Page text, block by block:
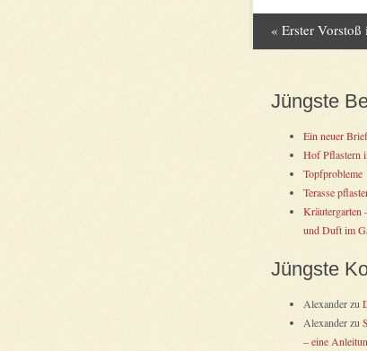
Post
« Erster Vorstoß
Jüngste
Ein neuer
Hof Pflastern
Topfprobleme
Terasse
Kräutergarten
und Duft im
Jüngste
Alexanderzu
Alexanderzu
– eine